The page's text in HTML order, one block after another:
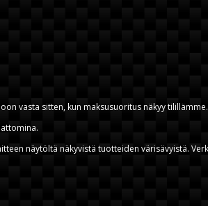
vasta sitten, kun maksusuoritus näkyy tilillämme.
näytöltä näkyvistä tuotteiden värisävyistä.